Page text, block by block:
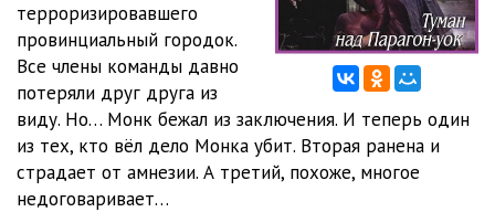
03_012 08:02
08:03
03_014
03_015 08:14
03_016
терроризировавшего
провинциальный городок.
Все члены команды давно
потеряли друг друга из
виду. Но… Монк бежал из заключения. И теперь один
из тех, кто вёл дело Монка убит. Вторая ранена и
страдает от амнезии. А третий, похоже, многое
недоговаривает…